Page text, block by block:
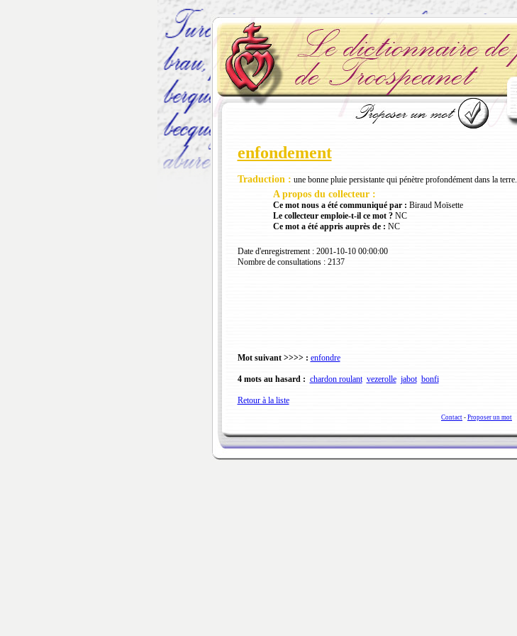
enfondement
Traduction : une bonne pluie persistante qui pénètre profondément dans la terre.
A propos du collecteur :
Ce mot nous a été communiqué par : Biraud Moïsette
Le collecteur emploie-t-il ce mot ?NC
Ce mot a été appris auprès de : NC
Date d'enregistrement : 2001-10-10 00:00:00
Nombre de consultations : 2137
Mot suivant >>>> : enfondre
4 mots au hasard : chardon roulant vezerolle jabot bonfi
Retour à la liste
Contact - Proposer un mot